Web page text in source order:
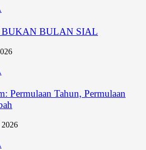
BUKAN BULAN SIAL
Permulaan Tahun, Permulaan
2026